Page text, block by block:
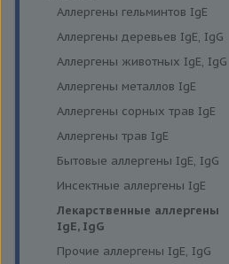
Бытовые аллергены
Пищевые аллегрены
Аллергены гельминтов IgE
Аллергены деревьев IgE, IgG
Аллергены животных IgE, IgG
Аллергены металлов IgE
Аллергены сорных трав IgE
Аллергены трав IgE
Бытовые аллергены IgE, IgG
Инсектные аллергены IgE
Лекарственные аллергены
IgE, IgG
Прочие аллергены IgE, IgG